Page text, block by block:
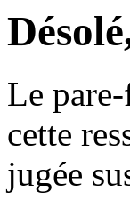
Le
cette
jugée